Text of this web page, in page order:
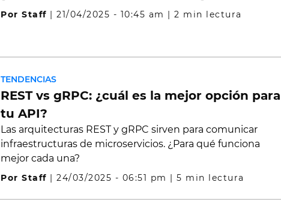
Por Staff |21/04/2025 - 10:45 am |2 min lectura
TENDENCIAS
REST vs gRPC: ¿cuál es la mejor opción para
tu API?
Las arquitecturas REST y gRPC sirven para comunicar
infraestructuras de microservicios. ¿Para qué funciona
mejor cada una?
Por Staff |24/03/2025 - 06:51 pm |5 min lectura